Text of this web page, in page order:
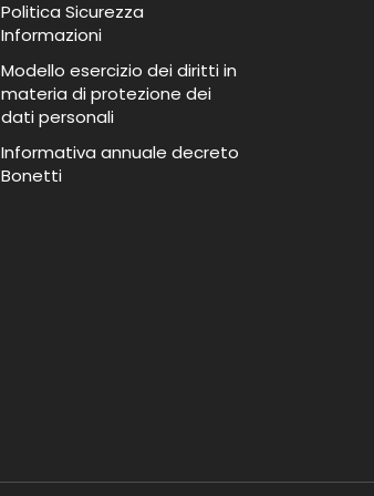
Politica Sicurezza
Informazioni
Modello esercizio dei diritti in
materia di protezione dei
dati personali
Informativa annuale decreto
Bonetti